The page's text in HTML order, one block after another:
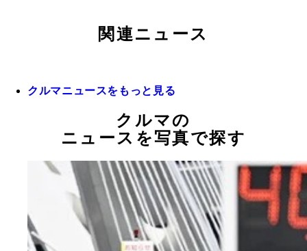
関連ニュース
クルマニュースをもっと見る
クルマの
ニュースを写真で探す